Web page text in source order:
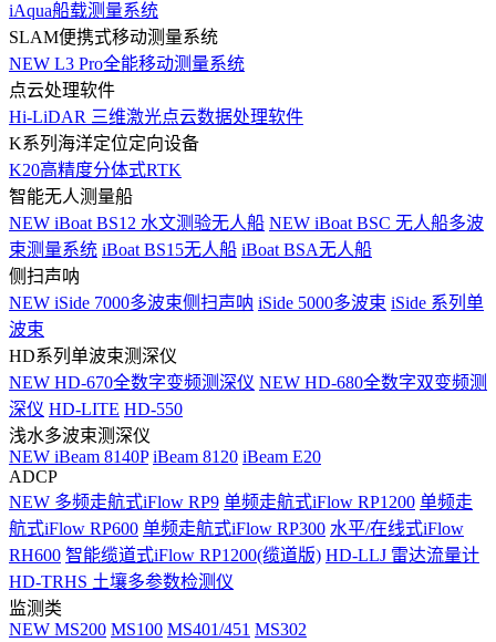
iAqua船载测量系统
SLAM便携式移动测量系统
NEW L3 Pro全能移动测量系统
点云处理软件
Hi-LiDAR 三维激光点云数据处理软件
K系列海洋定位定向设备
K20高精度分体式RTK
智能无人测量船
NEW iBoat BS12 水文测验无人船 NEW iBoat BSC 无人船多波
束测量系统 iBoat BS15无人船 iBoat BSA无人船
侧扫声呐
NEW iSide 7000多波束侧扫声呐 iSide 5000多波束 iSide 系列单
波束
HD系列单波束测深仪
NEW HD-670全数字变频测深仪 NEW HD-680全数字双变频测
深仪 HD-LITE HD-550
浅水多波束测深仪
NEW iBeam 8140P iBeam 8120 iBeam E20
ADCP
NEW 多频走航式iFlow RP9 单频走航式iFlow RP1200 单频走
航式iFlow RP600 单频走航式iFlow RP300 水平/在线式iFlow
RH600 智能缆道式iFlow RP1200(缆道版) HD-LLJ 雷达流量计
HD-TRHS 土壤多参数检测仪
监测类
NEW MS200 MS100 MS401/451 MS302